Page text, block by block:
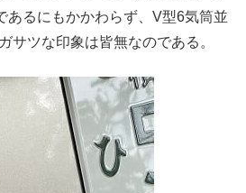
あるにもかかわらず、V型6気筒並
サツな印象は皆無なのである。